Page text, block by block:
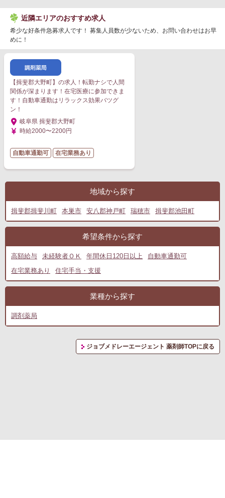
近隣エリアのおすすめ求人
希少な好条件急募求人です！ 募集人員数が少ないため、お問い合わせはお早
めに！
【揖斐郡大野町】の求人！転勤ナシで人間
関係が深まります！在宅医療に参加できま
す！自動車通勤はリラックス効果バツグ
ン！
岐阜県 揖斐郡大野町
時給2000〜2200円
自動車通勤可 在宅業務あり
地域から探す
揖斐郡揖斐川町 本巣市 安八郡神戸町 瑞穂市 揖斐郡池田町
希望条件から探す
高額給与 未経験者ＯＫ 年間休日120日以上
自動車通勤可
在宅業務あり
住宅手当・支援
業種から探す
調剤薬局
ジョブメドレーエージェント 薬剤師TOPに戻る